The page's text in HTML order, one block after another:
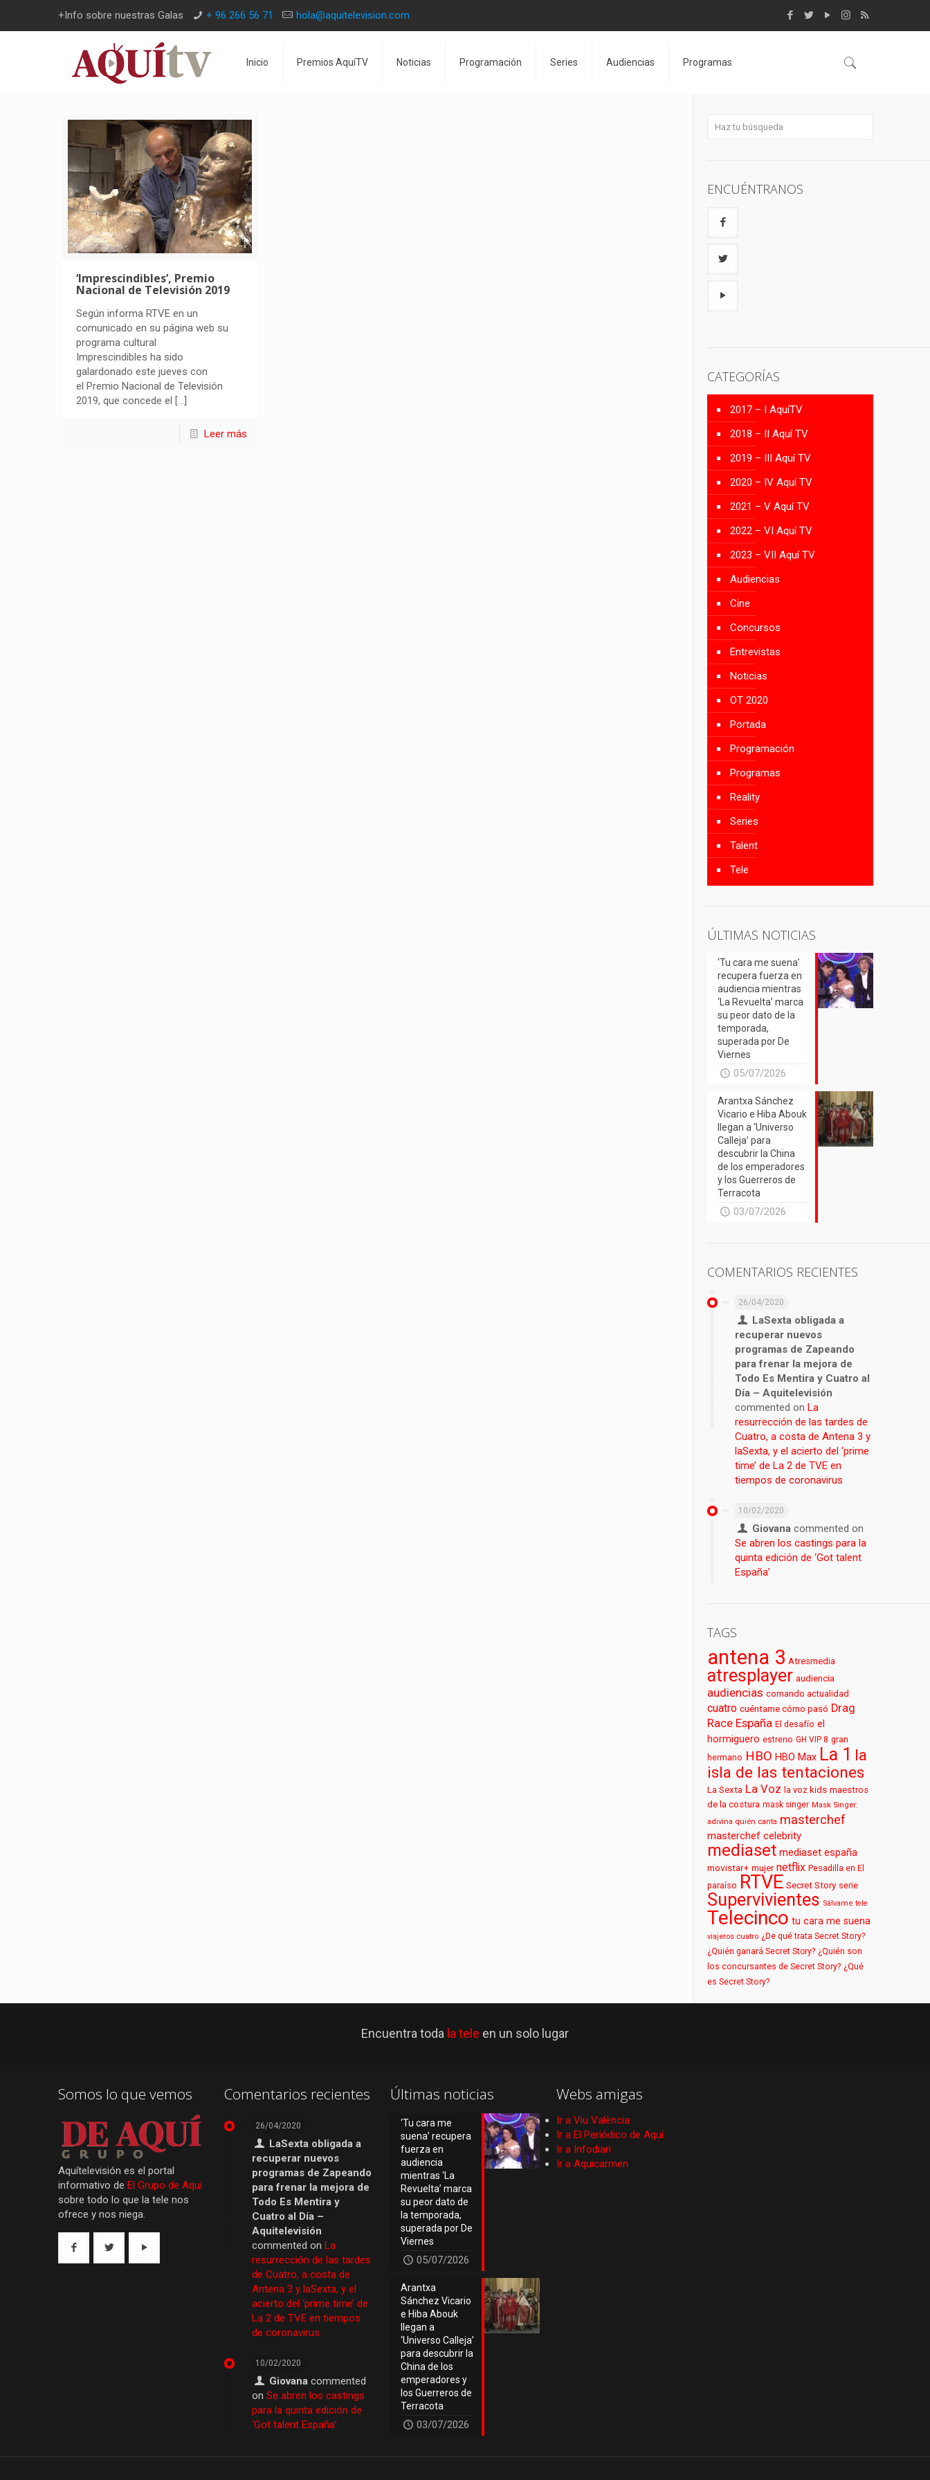
+Info sobre nuestras Galas + 96 266 56 71 hola@aquitelevision.com
Inicio Premios AquíTV Noticias Programación Series Audiencias Programas
‘Imprescindibles’, Premio
Nacional de Televisión 2019
Según informa RTVE en un
comunicado en su página web su
programa cultural
Imprescindibles ha sido
galardonado este jueves con
el Premio Nacional de Televisión
2019, que concede el […]
Leer más
ENCUÉNTRANOS
CATEGORÍAS
2017 – I AquíTV
2018 – II Aquí TV
2019 – III Aquí TV
2020 – IV Aquí TV
2021 – V Aquí TV
2022 – VI Aquí TV
2023 – VII Aquí TV
Audiencias
Cine
Concursos
Entrevistas
Noticias
OT 2020
Portada
Programación
Programas
Reality
Series
Talent
Tele
ÚLTIMAS NOTICIAS
‘Tu cara me suena’
recupera fuerza en
audiencia mientras
‘La Revuelta’ marca
su peor dato de la
temporada,
superada por De
Viernes
05/07/2026
Arantxa Sánchez
Vicario e Hiba Abouk
llegan a ‘Universo
Calleja’ para
descubrir la China
de los emperadores
y los Guerreros de
Terracota
03/07/2026
COMENTARIOS RECIENTES
26/04/2020
LaSexta obligada a
recuperar nuevos
programas de Zapeando
para frenar la mejora de
Todo Es Mentira y Cuatro al
Día – Aquitelevisión
commented onLa
resurrección de las tardes de
Cuatro, a costa de Antena 3 y
laSexta, y el acierto del ‘prime
time’ de La 2 de TVE en
tiempos de coronavirus
10/02/2020
Giovana commented on
Se abren los castings para la
quinta edición de ‘Got talent
España’
TAGS
antena 3 Atresmedia
atresplayer audiencia
audiencias comando actualidad
cuatro cuéntame cómo pasó Drag
Race España El desafío el
hormiguero estreno GH VIP 8 gran
hermano HBO HBO Max La 1 la
isla de las tentaciones
La Sexta La Voz la voz kids maestros
de la costura mask singer Mask Singer:
adivina quién canta masterchef
masterchef celebrity
mediaset mediaset españa
movistar+ mujer netflix Pesadilla en El
paraíso RTVE Secret Story serie
Supervivientes Sálvame tele
Telecinco tu cara me suena
viajeros cuatro ¿De qué trata Secret Story?
¿Quién ganará Secret Story? ¿Quién son
los concursantes de Secret Story? ¿Qué
es Secret Story?
Encuentra toda la tele en un solo lugar
Somos lo que vemos
Aquítelevisión es el portal
informativo de El Grupo de Aquí
sobre todo lo que la tele nos
ofrece y nos niega.
Comentarios recientes
26/04/2020
LaSexta obligada a
recuperar nuevos
programas de Zapeando
para frenar la mejora de
Todo Es Mentira y
Cuatro al Día –
Aquitelevisión
commented on La
resurrección de las tardes
de Cuatro, a costa de
Antena 3 y laSexta, y el
acierto del ‘prime time’ de
La 2 de TVE en tiempos
de coronavirus
10/02/2020
Giovana commented
on Se abren los castings
para la quinta edición de
‘Got talent España’
Últimas noticias
‘Tu cara me
suena’ recupera
fuerza en
audiencia
mientras ‘La
Revuelta’ marca
su peor dato de
la temporada,
superada por De
Viernes
05/07/2026
Arantxa
Sánchez Vicario
e Hiba Abouk
llegan a
‘Universo Calleja’
para descubrir la
China de los
emperadores y
los Guerreros de
Terracota
03/07/2026
Webs amigas
Ir a Viu València
Ir a El Periódico de Aquí
Ir a Infodiari
Ir a Aquicarmen